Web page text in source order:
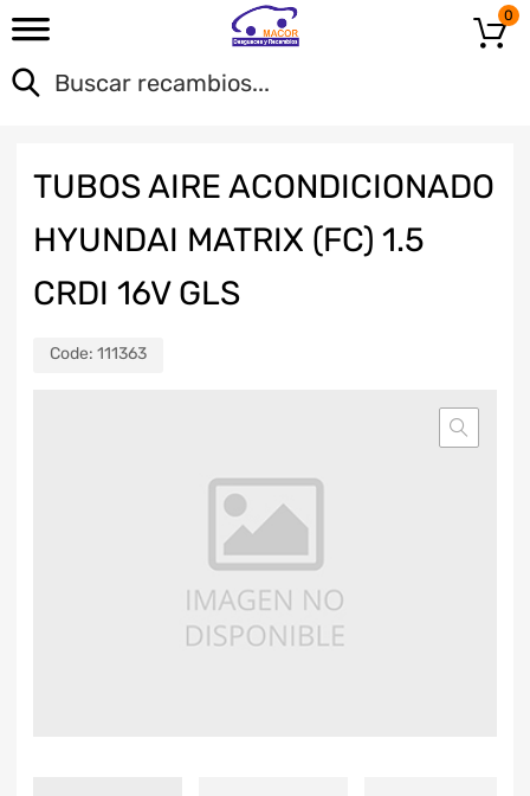
0
TUBOS AIRE ACONDICIONADO
HYUNDAI MATRIX (FC) 1.5
CRDI 16V GLS
Code: 111363